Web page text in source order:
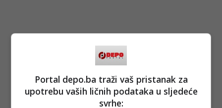
Portal depo.ba traži vaš pristanak za
upotrebu vaših ličnih podataka u sljedeće
svrhe: